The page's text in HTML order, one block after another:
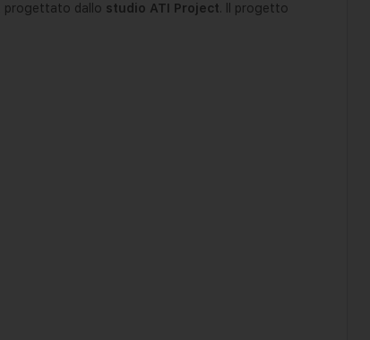
, progettato dallo studio ATI Project. Il progetto